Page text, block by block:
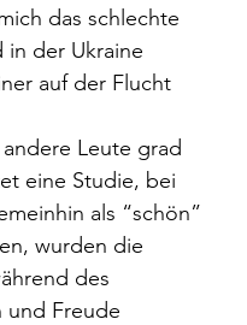
das schlechte
in der Ukraine
auf der Flucht
Leute grad
eine Studie, bei
als “schön”
wurden die
des
und Freude